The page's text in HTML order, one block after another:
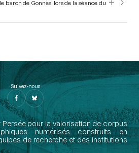
baron de Gonnès, lors de la séance du
Suivez-nous
pour la valorisation de corpus
numérisés construits en
de recherche et des institutions